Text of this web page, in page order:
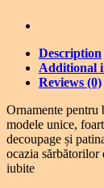
Description
Additional
Reviews (0)
Ornamente pentru
modele unice,
decoupage și
ocazia sărbătorilor
iubite